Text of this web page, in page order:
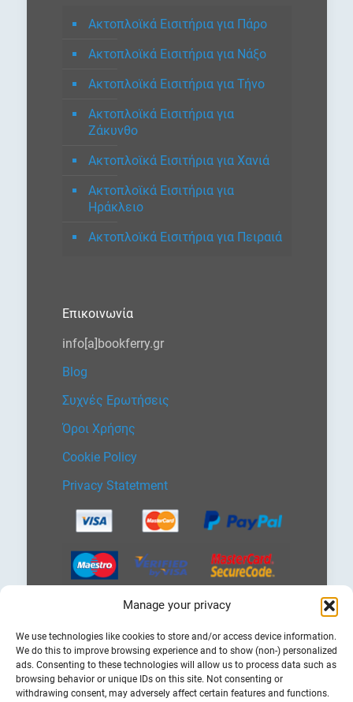
Manage your privacy
We use technologies like cookies to store and/or access device information.
We do this to improve browsing experience and to show (non-) personalized
ads. Consenting to these technologies will allow us to process data such as
browsing behavior or unique IDs on this site. Not consenting or
withdrawing consent, may adversely affect certain features and functions.
Ακτοπλοϊκά Εισιτήρια για Πάρο
Ακτοπλοϊκά Εισιτήρια για Νάξο
Ακτοπλοϊκά Εισιτήρια για Τήνο
Ακτοπλοϊκά Εισιτήρια για
Ζάκυνθο
Ακτοπλοϊκά Εισιτήρια για Χανιά
Ακτοπλοϊκά Εισιτήρια για
Ηράκλειο
Ακτοπλοϊκά Εισιτήρια για Πειραιά
Επικοινωνία
info[a]bookferry.gr
Blog
Συχνές Ερωτήσεις
Όροι Χρήσης
Cookie Policy
Privacy Statetment
μια
γλώσσα